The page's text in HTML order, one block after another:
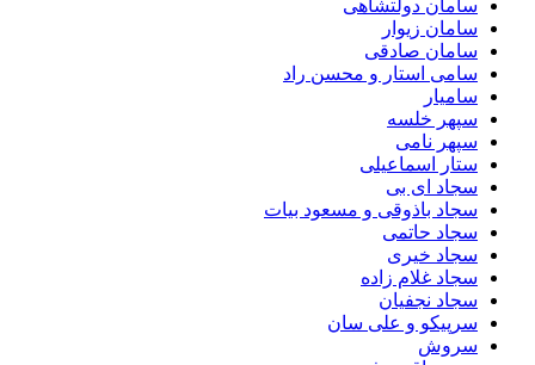
سامان دولتشاهی
سامان زیوار
سامان صادقی
سامی استار و محسن راد
سامیار
سپهر خلسه
سپهر نامی
ستار اسماعیلی
سجاد ای بی
سجاد باذوقی و مسعود بیات
سجاد حاتمی
سجاد خیری
سجاد غلام زاده
سجاد نجفیان
سرپیکو و علی سان
سروش